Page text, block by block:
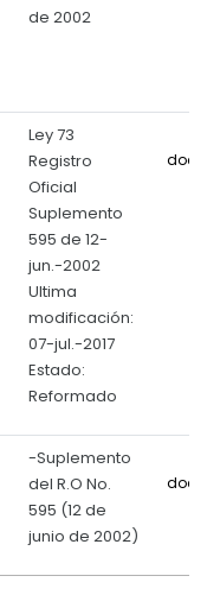
de 2002
Ley 73
Registro
Oficial
Suplemento
595 de 12-
jun.-2002
Ultima
modificación:
07-jul.-2017
Estado:
Reformado
-Suplemento
del R.O No.
595 (12 de
junio de 2002)